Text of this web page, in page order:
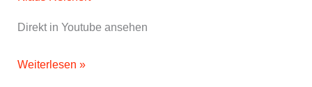
Direkt in Youtube ansehen
Playlist
Weiterlesen »